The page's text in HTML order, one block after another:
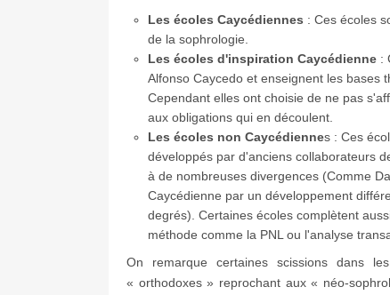
Les écoles Caycédiennes : Ces écoles
de la sophrologie.
Les écoles d'inspiration Caycédienne :
Alfonso Caycedo et enseignent les bases
Cependant elles ont choisie de ne pas
aux obligations qui en découlent.
Les écoles non Caycédiennes : Ces
développés par d'anciens collaborateurs
à de nombreuses divergences (Comme
Caycédienne par un développement
degrés). Certaines écoles complètent
méthode comme la PNL ou l'analyse
On remarque certaines scissions dans
« orthodoxes » reprochant aux « néo-